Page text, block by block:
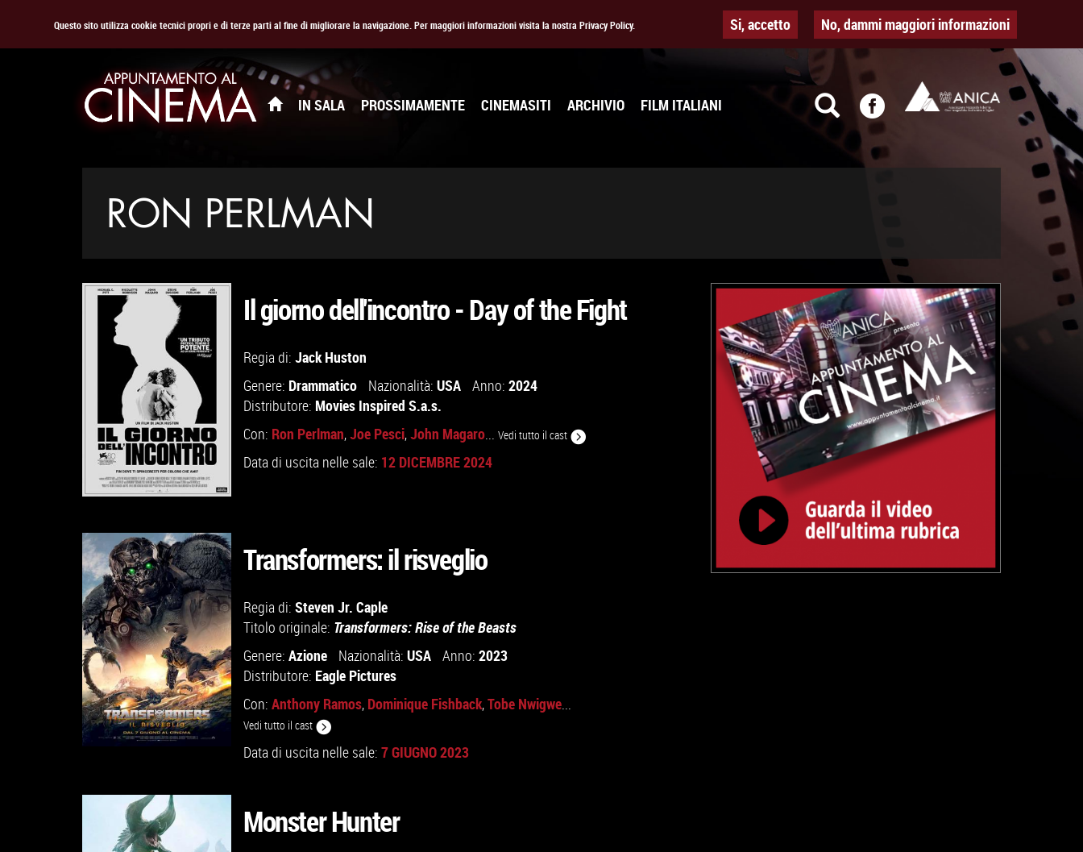
Questo sito utilizza cookie tecnici propri e di terze parti al fine di migliorare la navigazione. Per maggiori informazioni visita la nostra Privacy Policy. Si, accetto No, dammi maggiori informazioni
IN SALA PROSSIMAMENTE CINEMASITI ARCHIVIO FILM ITALIANI
RON PERLMAN
GUARDA IL TRAILER
VAI ALLA SCHEDA
Il giorno dell'incontro - Day of the Fight
Regia di: Jack Huston
Genere: Drammatico Nazionalità: USA Anno: 2024
Distributore: Movies Inspired S.a.s.
Con: Ron Perlman,Joe Pesci,John Magaro... Vedi tutto il cast
Data di uscita nelle sale: 12 DICEMBRE 2024
GUARDA IL TRAILER
Transformers: il risveglio
Regia di: Steven Jr. Caple
Titolo originale: Transformers: Rise of the Beasts
Genere: Azione Nazionalità: USA Anno: 2023
Distributore: Eagle Pictures
Con: Anthony Ramos, Dominique Fishback,Tobe Nwigwe...
Vedi tutto il cast
Data di uscita nelle sale: 7 GIUGNO 2023
Monster Hunter